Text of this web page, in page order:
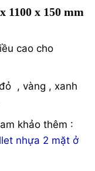
1100 x 150 mm
cao cho
, vàng , xanh
khảo thêm :
nhựa 2 mặt ở